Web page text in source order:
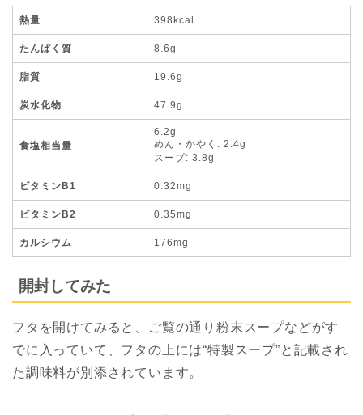
熱量 398kcal
たんぱく質 8.6g
脂質 19.6g
炭水化物 47.9g
食塩相当量
6.2g
めん・かやく: 2.4g
スープ: 3.8g
ビタミンB1 0.32mg
ビタミンB2 0.35mg
カルシウム 176mg
開封してみた
フタを開けてみると、ご覧の通り粉末スープなどがす
でに入っていて、フタの上には“特製スープ”と記載され
た調味料が別添されています。